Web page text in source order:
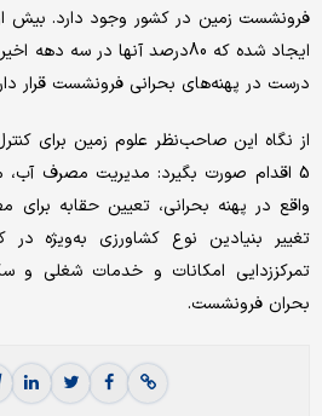
فرونشست زمین در کشور وجود دارد. بیش
درست در پهنه‌‌های بحرانی فرونشست قرار
از نگاه این صاحب‌نظر علوم زمین برای
5 اقدام صورت بگیرد: مدیریت مصرف
واقع در پهنه بحرانی، تعیین حقابه برای
تغییر بنیادین نوع کشاورزی به‌ویژه
تمرکززدایی امکانات و خدمات شغلی و
بحران فرونشست.